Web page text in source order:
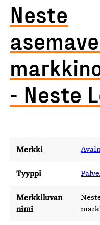
Neste
- Neste
Merkki
Tyyppi
Merkkiluvan
nimi